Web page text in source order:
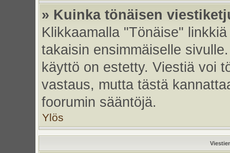
» Kuinka tönäisen
Klikkaamalla "Tönäise"
takaisin ensimmäiselle
käyttö on estetty. Viestiä voi
vastaus, mutta tästä
foorumin sääntöjä.
Ylös